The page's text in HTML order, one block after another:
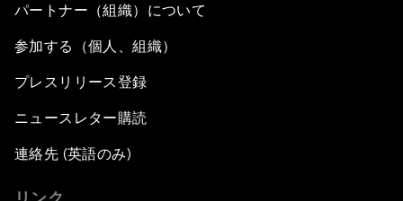
パートナー（組織）について
参加する（個人、組織）
プレスリリース登録
ニュースレター購読
連絡先 (英語のみ)